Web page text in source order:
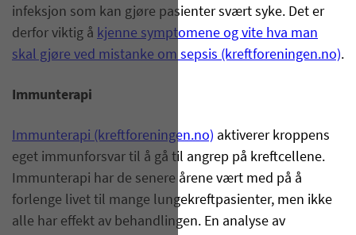
infeksjon som kan gjøre pasienter svært syke. Det er
derfor viktig å kjenne symptomene og vite hva man
skal gjøre ved mistanke om sepsis (kreftforeningen.no).
Immunterapi
Immunterapi (kreftforeningen.no) aktiverer kroppens
eget immunforsvar til å gå til angrep på kreftcellene.
Immunterapi har de senere årene vært med på å
forlenge livet til mange lungekreftpasienter, men ikke
alle har effekt av behandlingen. En analyse av